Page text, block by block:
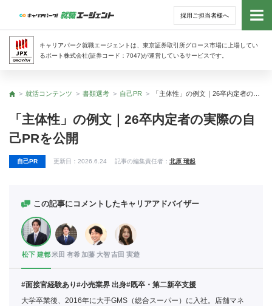
採用ご担当者様へ
キャリアパーク就職エージェントは、東京証券取引所グロース市場に上場してい
るポート株式会社(証券コード：7047)が運営しているサービスです。
トッ
トップ
就活コンテンツ 書類選考 自己PR
「主体性」の例文｜26卒内定者の実際の自
己PRを公開
自己PR 更新日： 2026.6.24 記事の編集責任者： 北原 瑞起
この記事にコメントしたキャリアアドバイザー
松下 建都米田 有希 加藤 大智吉田 実遊
#面接官経験あり#小売業界 出身#既卒・第二新卒支援
大学卒業後、2016年に大手GMS（総合スーパー）に入社。店舗マネ